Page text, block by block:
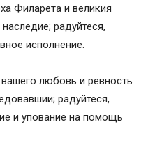
(д/ф “Убийство
царю Николаю
Филарета и великия
радуйтеся,
исполнение.
любовь и ревность
радуйтеся,
и упование на помощь